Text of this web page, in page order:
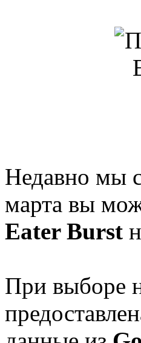
Недавно мы
марта вы
Eater Burst
При выборе